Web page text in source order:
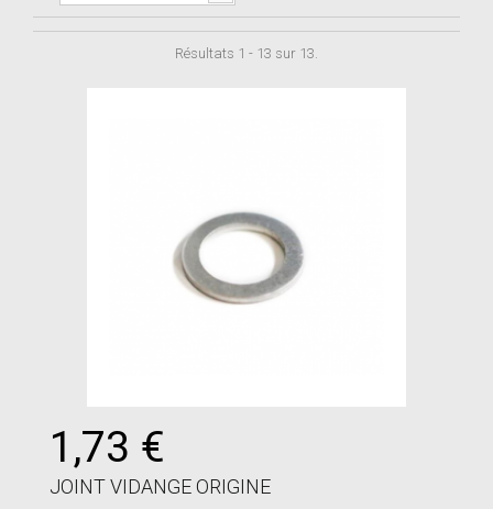
Résultats 1 - 13 sur 13.
1,73 €
JOINT VIDANGE ORIGINE